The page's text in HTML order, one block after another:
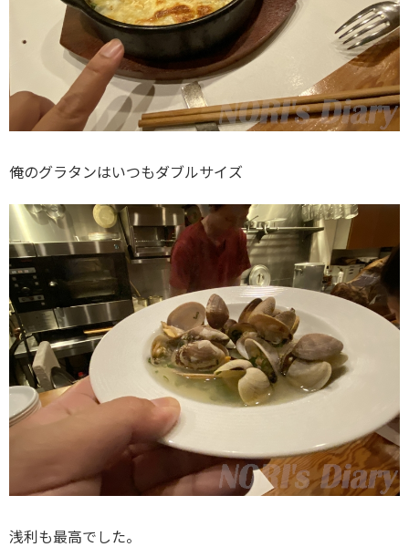
俺のグラタンはいつもダブルサイズ
浅利も最高でした。